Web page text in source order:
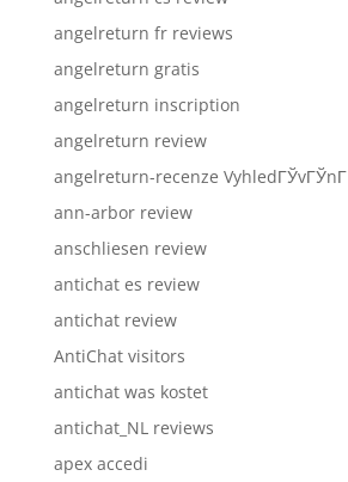
angelreturn fr reviews
angelreturn gratis
angelreturn inscription
angelreturn review
angelreturn-recenze VyhledГЎvГЎnГ­
ann-arbor review
anschliesen review
antichat es review
antichat review
AntiChat visitors
antichat was kostet
antichat_NL reviews
apex accedi